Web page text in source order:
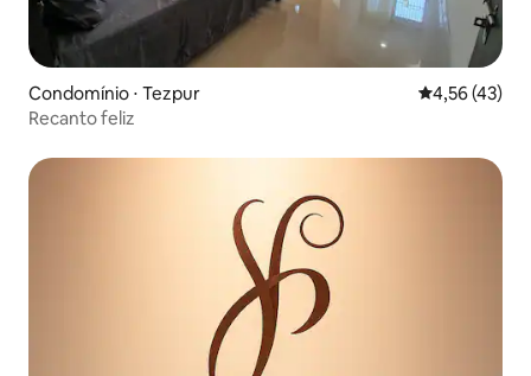
Condomínio ⋅ Tezpur 4,56 de uma
4,56 (43)
Recanto feliz